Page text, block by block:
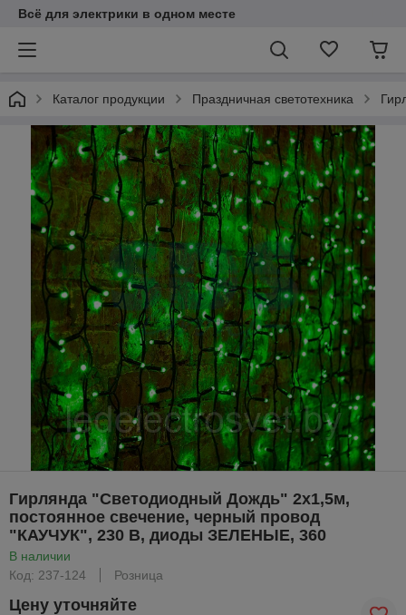
Всё для электрики в одном месте
Каталог продукции Праздничная светотехника
Гирлянда "Светодиодный Дождь" 2х1,5м,
постоянное свечение, черный провод
"КАУЧУК", 230 В, диоды ЗЕЛЕНЫЕ, 360
В наличии
Код: 237-124
Розница
Цену уточняйте